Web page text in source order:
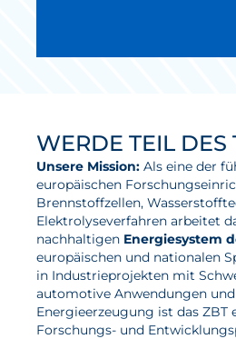
WERDE TEIL DES
Unsere Mission: Als eine der
europäischen
Brennstoffzellen,
Elektrolyseverfahren arbeitet
nachhaltigen Energiesystem
europäischen und nationalen
in Industrieprojekten mit
automotive Anwendungen
Energieerzeugung ist das ZBT
Forschungs- und